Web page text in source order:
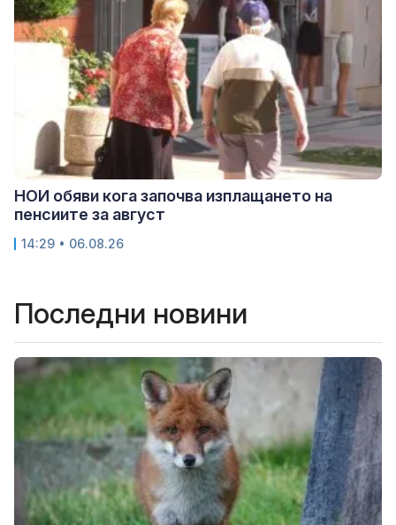
НОИ обяви кога започва изплащането на
пенсиите за август
14:29 • 06.08.26
Последни новини